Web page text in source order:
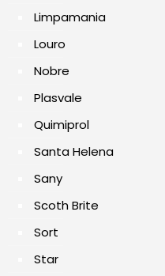
Limpamania
Louro
Nobre
Plasvale
Quimiprol
Santa Helena
Sany
Scoth Brite
Sort
Star